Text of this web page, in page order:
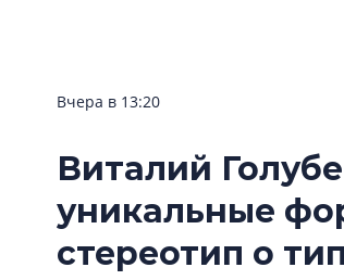
Вчера в 13:20
Виталий
уникальные
стереотип о